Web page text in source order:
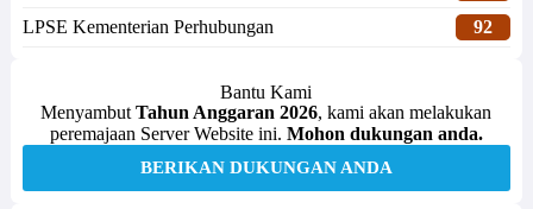
LPSE Kementerian Perhubungan
92
Bantu Kami
MenyambutTahun Anggaran 2026, kami akan melakukan
peremajaan Server Website ini. Mohon dukungan anda.
BERIKAN DUKUNGAN ANDA